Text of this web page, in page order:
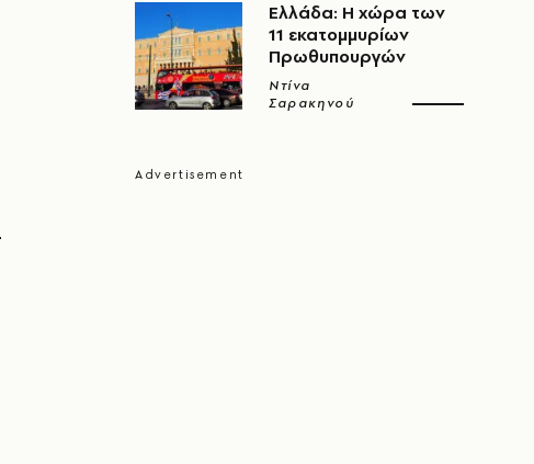
Ελλάδα: Η χώρα των
11 εκατομμυρίων
Πρωθυπουργών
Ντίνα
Σαρακηνού